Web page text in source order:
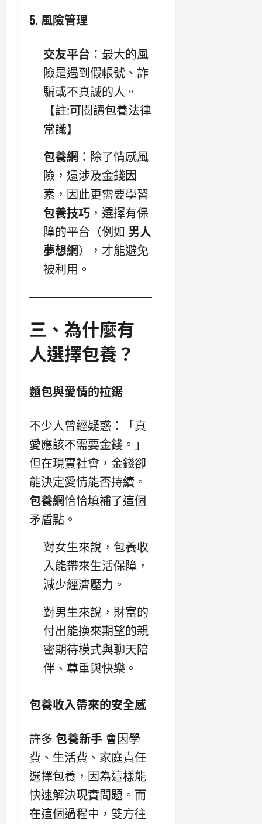
5. 風險管理
交友平台 ：最大的風
險是遇到假帳號、詐
騙或不真誠的人。
【註:可閱讀包養法律
常識】
包養網 ：除了情感風
險，還涉及金錢因
素，因此更需要學習
包養技巧 ，選擇有保
障的平台（例如 男人
夢想網），才能避免
被利用。
三、為什麼有
人選擇包養？
麵包與愛情的拉鋸
不少人曾經疑惑：「真
愛應該不需要金錢。」
但在現實社會，金錢卻
能決定愛情能否持續。
包養網恰恰填補了這個
矛盾點。
對女生來說，包養收
入能帶來生活保障，
減少經濟壓力。
對男生來說，財富的
付出能換來期望的親
密期待模式與聊天陪
伴、尊重與快樂。
包養收入帶來的安全感
許多 包養新手 會因學
費、生活費、家庭責任
選擇包養，因為這樣能
快速解決現實問題。而
在這個過程中，雙方往